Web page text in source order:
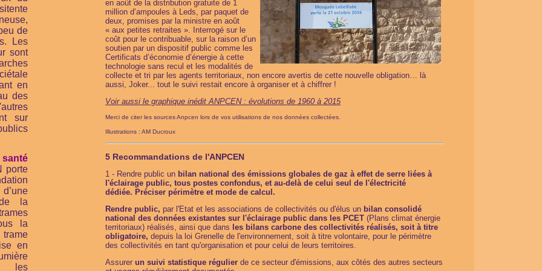
de
Les
sont
en
des
sur
porte
la
la
en
les
en août de la distribution gratuite de 1
million d’ampoules à Leds, par paquet de
deux, promises par la ministre en août
« aux petites retraites ». Interrogé sur le
coût pour le contribuable, sur la raison d’un
soutien par un dispositif public comme les
Certificats d’économie d’énergie à cette
technologie sans recul et les modalités de
collecte et tri par les agents territoriaux, non encore avertis de cette nouvelle obligation… là
aussi, Joker... tout le suivi restait encore à organiser et à chiffrer !
Voir aussi le graphique inédit ANPCEN : évolutions de 1960 à 2015
Merci de citer les sources Anpcen lors de vos utilisations de nos données collectées.
Illustrations : AM Ducroux
5 Recommandations de l'ANPCEN
1 - Rendre public un bilan national des émissions globales de gaz à effet de serre liées à
l'éclairage public, tous postes confondus, et au-delà de celui seul de l'électricité
dédiée. Préciser périmètre et mode de calcul.
Rendre public, par l'Etat et les associations de collectivités ou d'élus un bilan consolidé
national des données existantes sur l'éclairage public dans les PCET (Plans climat énergie
territoriaux) réalisés, ainsi que dans les bilans carbone des collectivités réalisés, soit à titre
obligatoire, depuis la loi Grenelle de l'environnement, soit à titre volontaire, pour le périmètre
des collectivités en tant qu'organisation et pour celui de leurs territoires.
Assurer un suivi statistique régulier de ce secteur d'émissions, aux côtés des autres secteurs